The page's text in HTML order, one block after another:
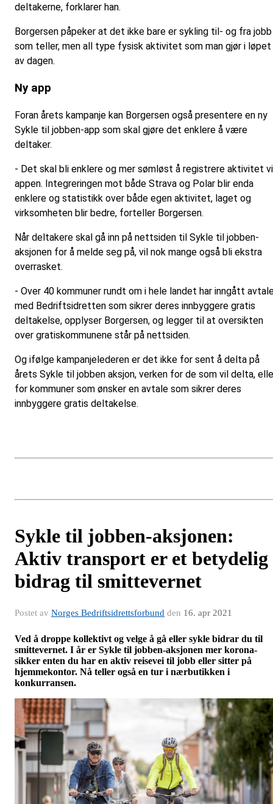
deltakerne, forklarer han.
Borgersen påpeker at det ikke bare er sykling til- og fra jobb
som teller, men all type fysisk aktivitet som man gjør i løpet
av dagen.
Ny app
Foran årets kampanje kan Borgersen også presentere en ny
Sykle til jobben-app som skal gjøre det enklere å være
deltaker.
- Det skal bli enklere og mer sømløst å registrere aktivitet
appen. Integreringen mot både Strava og Polar blir enda
enklere og statistikk over både egen aktivitet, laget og
virksomheten blir bedre, forteller Borgersen.
Når deltakere skal gå inn på nettsiden til Sykle til jobben-
aksjonen for å melde seg på, vil nok mange også bli ekstra
overrasket.
- Over 40 kommuner rundt om i hele landet har inngått
med Bedriftsidretten som sikrer deres innbyggere gratis
deltakelse, opplyser Borgersen, og legger til at oversikten
over gratiskommunene står på nettsiden.
Og ifølge kampanjelederen er det ikke for sent å delta på
årets Sykle til jobben aksjon, verken for de som vil delta,
for kommuner som ønsker en avtale som sikrer deres
innbyggere gratis deltakelse.
Sykle til jobben-aksjonen:
Aktiv transport er et betydelig
bidrag til smittevernet
Postet av Norges Bedriftsidrettsforbund den 16. apr 2021
Ved å droppe kollektivt og velge å gå eller sykle bidrar du til
smittevernet. I år er Sykle til jobben-aksjonen mer korona-
sikker enten du har en aktiv reisevei til jobb eller sitter på
hjemmekontor. Nå teller også en tur i nærbutikken i
konkurransen.